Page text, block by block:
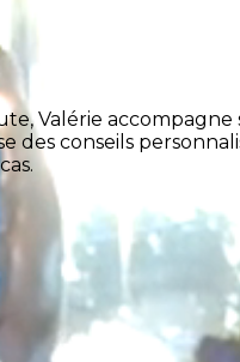
Valérie
des conseils